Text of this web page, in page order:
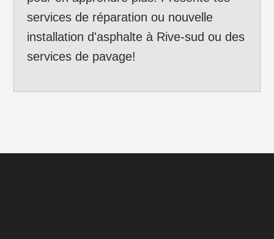
services de réparation ou nouvelle
installation d'asphalte à Rive-sud ou des
services de pavage!